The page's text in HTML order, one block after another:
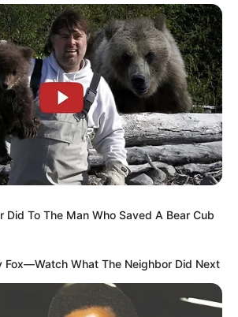
Did To The Man Who Saved A Bear Cub
Fox—Watch What The Neighbor Did Next